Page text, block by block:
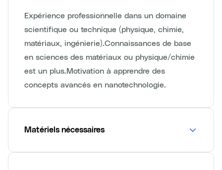
Expérience professionnelle dans un domaine
scientifique ou technique (physique, chimie,
matériaux, ingénierie).Connaissances de base
en sciences des matériaux ou physique/chimie
est un plus.Motivation à apprendre des
concepts avancés en nanotechnologie.
Matériels nécessaires